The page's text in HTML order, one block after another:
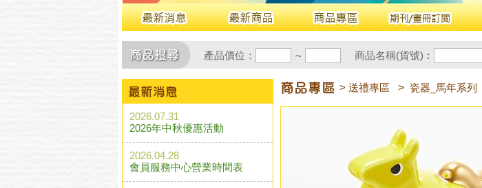
產品價位： ~ 商品名稱(貨號)︰
2026.07.31
2026年中秋優惠活動
2026.04.28
會員服務中心營業時間表
> 送禮專區 > 瓷器_馬年系列